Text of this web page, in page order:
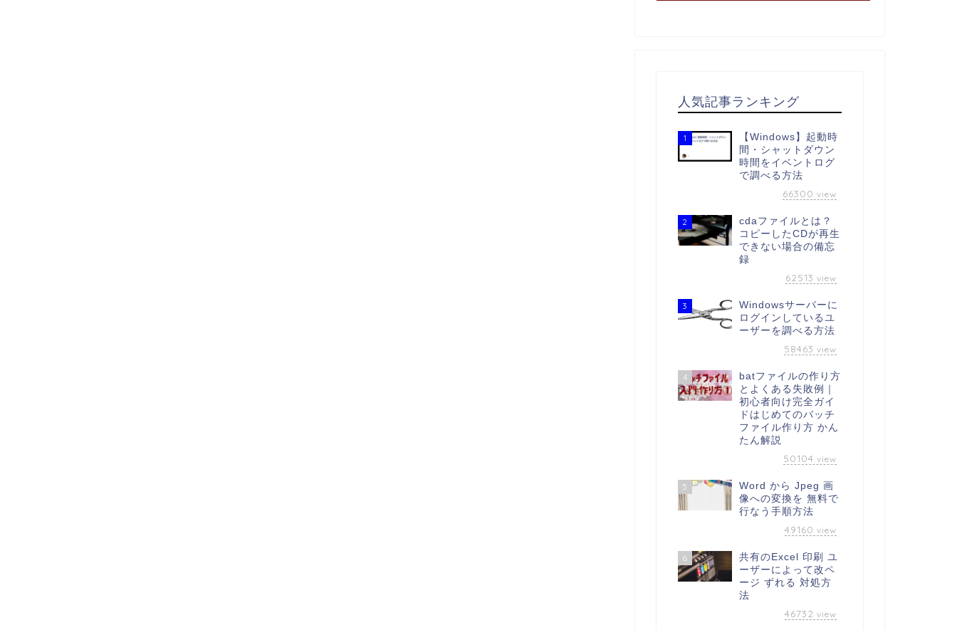
人気記事ランキング
1
【Windows】起動時
間・シャットダウン
時間をイベントログ
で調べる方法
66300 view
2
cdaファイルとは？
コピーしたCDが再生
できない場合の備忘
録
62513 view
3
Windowsサーバーに
ログインしているユ
ーザーを調べる方法
58463 view
4
batファイルの作り方
とよくある失敗例｜
初心者向け完全ガイ
ドはじめてのバッチ
ファイル作り方 かん
たん解説
50104 view
5
Word から Jpeg 画
像への変換を 無料で
行なう手順方法
49160 view
6
共有のExcel 印刷 ユ
ーザーによって改ペ
ージ ずれる 対処方
法
46732 view